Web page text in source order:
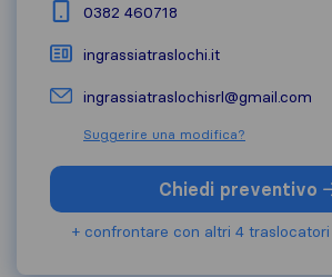
0382 460718
ingrassiatraslochi.it
ingrassiatraslochisrl@gmail.com
Suggerire una modifica?
Chiedi preventivo
+ confrontare con altri 4 traslocatori